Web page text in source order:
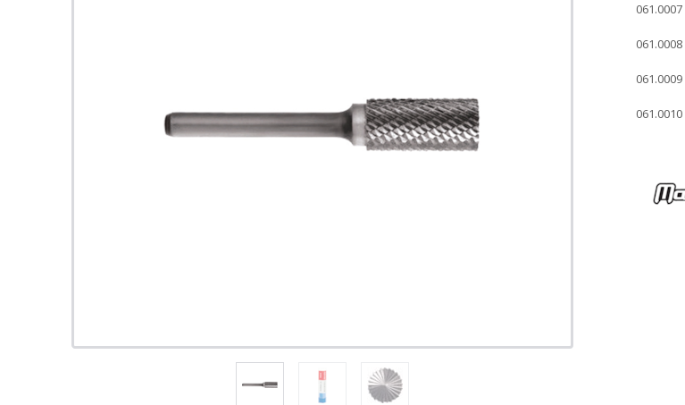
061.0007
061.0008
061.0009
061.0010